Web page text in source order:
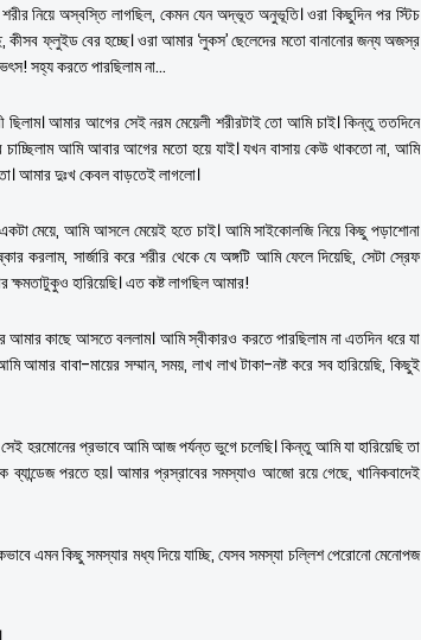
নিয়ে অস্বস্তি লাগছিল, কেমন যেন অদ্ভূত অনুভূতি। ওরা কিছুদিন পর স্টিচ
ফ্লুইড বের হচ্ছে। ওরা আমার ‘লুকস’ ছেলেদের মতো বানানোর জন্য অজস্র
সহ্য করতে পারছিলাম না…
আমার আগের সেই নরম মেয়েলী শরীরটাই তো আমি চাই। কিন্তু ততদিনে
আমি আবার আগের মতো হয়ে যাই। যখন বাসায় কেউ থাকতো না, আমি
আমার দুঃখ কেবল বাড়তেই লাগলো।
মেয়ে, আমি আসলে মেয়েই হতে চাই। আমি সাইকোলজি নিয়ে কিছু পড়াশোনা
করলাম, সার্জারি করে শরীর থেকে যে অঙ্গটি আমি ফেলে দিয়েছি, সেটা স্রেফ
হারিয়েছি। এত কষ্ট লাগছিল আমার!
কাছে আসতে বললাম। আমি স্বীকারও করতে পারছিলাম না এতদিন ধরে যা
আমার বাবা-মায়ের সম্মান, সময়, লাখ লাখ টাকা-নষ্ট করে সব হারিয়েছি, কিছুই
হরমোনের প্রভাবে আমি আজ পর্যন্ত ভুগে চলেছি। কিন্তু আমি যা হারিয়েছি তা
পরতে হয়। আমার প্রস্রাবের সমস্যাও আজো রয়ে গেছে, খানিকবাদেই
এমন কিছু সমস্যার মধ্য দিয়ে যাচ্ছি, যেসব সমস্যা চল্লিশ পেরোনো মেনোপজ